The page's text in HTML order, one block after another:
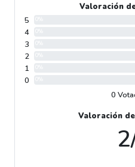
Valoración
5
4
3
2
1
0
0
Valoración